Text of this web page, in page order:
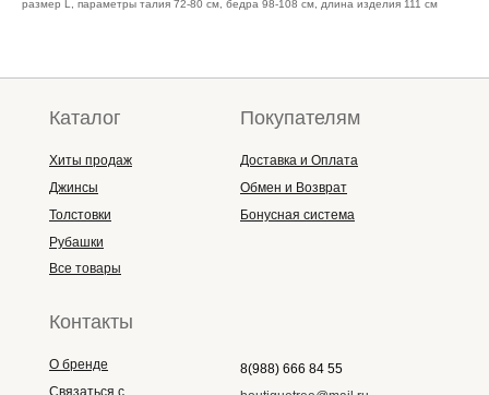
размер L, параметры талия 72-80 см, бедра 98-108 см, длина изделия 111 см
8(988) 666 84 55
Каталог
Хиты продаж
Джинсы
Толстовки
Рубашки
Все товары
Доставка и Оплата
Обмен и Возврат
Бонусная система
О бренде
Связаться с
Покупателям
Контакты